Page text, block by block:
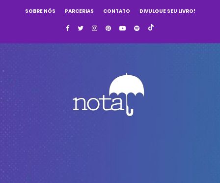
SOBRE NÓS PARCERIAS CONTATO DIVULGUE SEU LIVRO!